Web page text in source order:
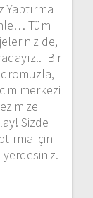
Yaptırma
Tüm
de,
Bir
merkezi
Sizde
için